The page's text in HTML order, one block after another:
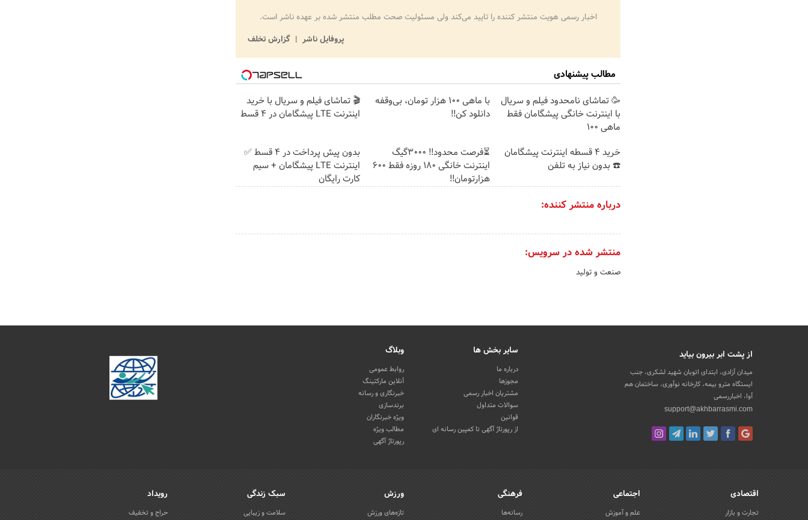
اخبار رسمی هویت منتشر کننده را تایید می‌کند ولی مسئولیت صحت مطلب منتشر شده بر عهده ناشر است.
پروفایل ناشر
گزارش تخلف
مطالب پیشنهادی
🥳 تماشای نامحدود فیلم و سریال
با اینترنت خانگی پیشگامان فقط
ماهی 100
با ماهی 100 هزار تومان، بی‌وقفه
دانلود کن!!
🎬 تماشای فیلم و سریال با خرید
اینترنت LTE پیشگامان در 4 قسط
خرید 4 قسطه اینترنت پیشگامان
☎️ بدون نیاز به تلفن
⏳فرصت محدود!! 3000گیگ
اینترنت خانگی 180 روزه فقط 600
هزارتومان!!
بدون پیش پرداخت در 4 قسط ✅
اینترنت LTE پیشگامان + سیم
کارت رایگان
درباره منتشر کننده:
منتشر شده در سرویس:
صنعت و تولید
از پشت ابر بیرون بیاید
میدان آزادی، ابتدای اتوبان شهید لشکری، جنب
ایستگاه مترو بیمه، کارخانه نوآوری، ساختمان هم
آوا، اخباررسمی
support@akhbarrasmi.com
سایر بخش ها
درباره ما
مجوزها
مشتریان اخبار رسمی
سوالات متداول
قوانین
از رپورتاژ آگهی تا کمپین رسانه ای
وبلاگ
روابط عمومی
آنلاین مارکتینگ
خبرنگاری و رسانه
برندسازی
ویژه خبرنگاران
مطالب ویژه
رپورتاژ آگهی
اقتصادی
تجارت و بازار
اجتماعی
علم و آموزش
فرهنگی
رسانه‌ها
ورزش
تازه‌های ورزش
سبک زندگی
سلامت و زیبایی
رویداد
حراج و تخفیف